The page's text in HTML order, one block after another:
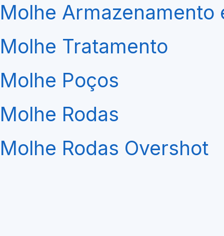
Molhe Armazenamento
Molhe Tratamento
Molhe Poços
Molhe Rodas
Molhe Rodas Overshot